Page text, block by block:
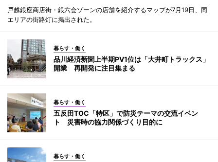
戸越銀座商店街・銀六会ゾーンの店舗を紹介するマップが7月19日、同
エリアの街路灯に掲出された。
暮らす・働く
品川経済新聞上半期PV1位は「大井町トラックス」
開業 再開発に注目集まる
暮らす・働く
五反田TOC「特区」で防災テーマの交流イベン
ト 災害時の協力関係づくり目的に
暮らす・働く